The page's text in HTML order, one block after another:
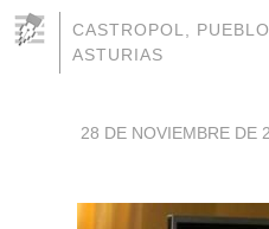
CASTROPOL,
ASTURIAS
28 DE NOVIEMBRE DE